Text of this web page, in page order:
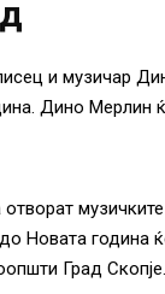
и музичар
Дино Мерлин
Новата година
Град Скопје.